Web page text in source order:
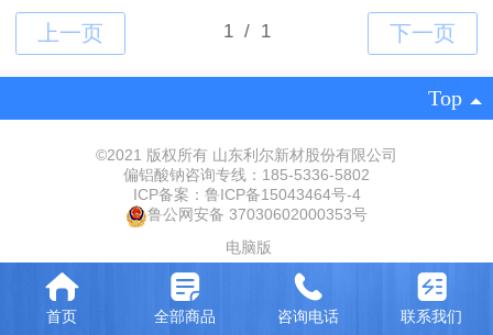
Top
©2021 版权所有 山东利尔新材股份有限公司
偏铝酸钠咨询专线：185-5336-5802
ICP备案： 鲁ICP备15043464号-‍4‍
鲁公网安备 37030602000353号
电脑版
首页 全部商品 咨询电话 联系我们